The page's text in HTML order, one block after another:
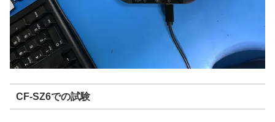
CF-SZ6での試験